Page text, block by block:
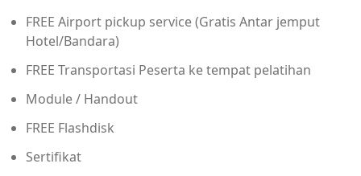
FREE Airport pickup service (Gratis Antar jemput
Hotel/Bandara)
FREE Transportasi Peserta ke tempat pelatihan
Module / Handout
FREE Flashdisk
Sertifikat